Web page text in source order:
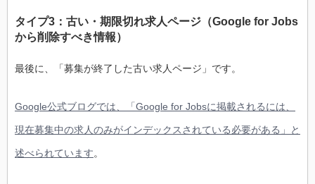
タイプ3：古い・期限切れ求人ページ（Google for Jobs
から削除すべき情報）
最後に、「募集が終了した古い求人ページ」です。
Google公式ブログでは、「Google for Jobsに掲載されるには、
現在募集中の求人のみがインデックスされている必要がある」と
述べられています。